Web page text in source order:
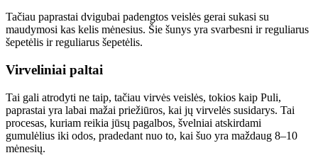
Tačiau paprastai dvigubai padengtos veislės gerai sukasi su
maudymosi kas kelis mėnesius. Šie šunys yra svarbesni ir reguliarus
šepetėlis ir reguliarus šepetėlis.
Virveliniai paltai
Tai gali atrodyti ne taip, tačiau virvės veislės, tokios kaip Puli,
paprastai yra labai mažai priežiūros, kai jų virvelės susidarys. Tai
procesas, kuriam reikia jūsų pagalbos, švelniai atskirdami
gumulėlius iki odos, pradedant nuo to, kai šuo yra maždaug 8–10
mėnesių.